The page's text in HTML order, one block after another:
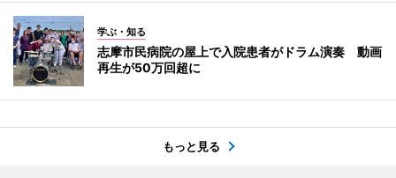
学ぶ・知る
志摩市民病院の屋上で入院患者がドラム演奏 動画
再生が50万回超に
もっと見る